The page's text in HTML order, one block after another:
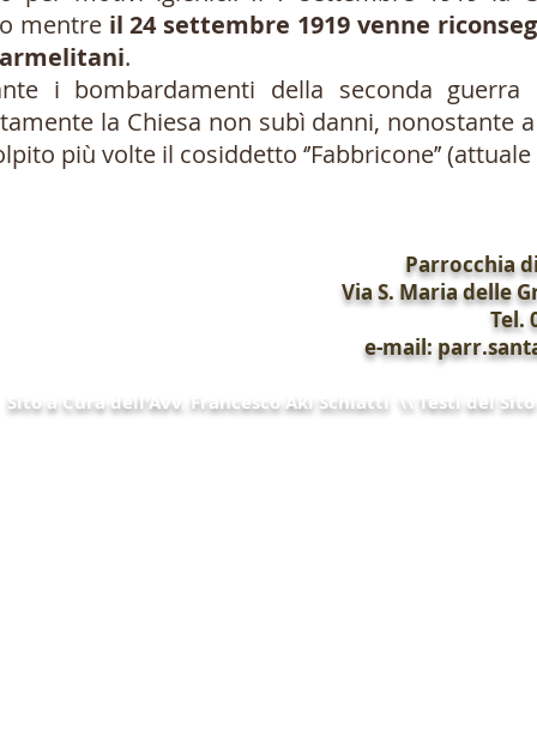
mentre il 24 settembre 1919 venne
.
i bombardamenti della seconda guerra
la Chiesa non subì danni, nonostante
più volte il cosiddetto ‘’Fabbricone’’
Parrocchia
Via S. Maria delle
Tel.
e-mail:
Sito a Cura dell'Avv. Francesco Aki Schiatti \\ Testi del